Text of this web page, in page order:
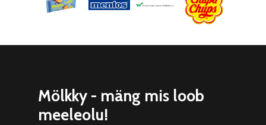
Mölkky - mäng mis loob
meeleolu!